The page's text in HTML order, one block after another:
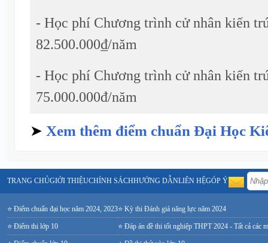
- Học phí Chương trình cử nhân kiến
82.500.000₫/năm
- Học phí Chương trình cử nhân kiến
75.000.000đ/năm
➤ Xem thêm điểm chuẩn Đại Học
TRANG CHỦGIỚI THIỆUCHÍNH SÁCHHƯỚNG DẪNLIÊN HỆGÓP Ý
⭐ Điểm chuẩn đại học năm 2024, 2023
⭐ Điểm thi lớp 10
⭐ Kỳ thi Đánh giá năng lực năm 2024
⭐ Đáp án đề thi tốt nghiệp THPT 2024 - Tất cả các